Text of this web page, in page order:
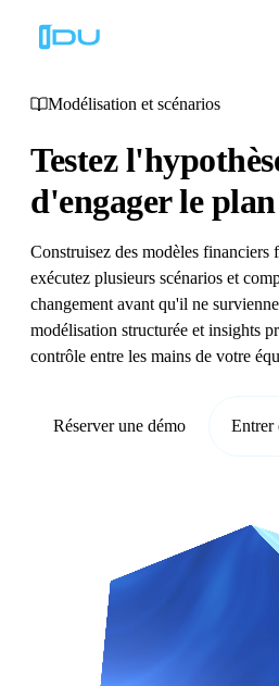
Solutions
Succès mondial
Ressources
Modélisation et scénarios
Testez
d'engager le plan
Construisez des modèles financiers
exécutez plusieurs scénarios et
changement avant qu'il ne
modélisation structurée et insights
contrôle entre les mains de votre
Réserver une démo Entrer